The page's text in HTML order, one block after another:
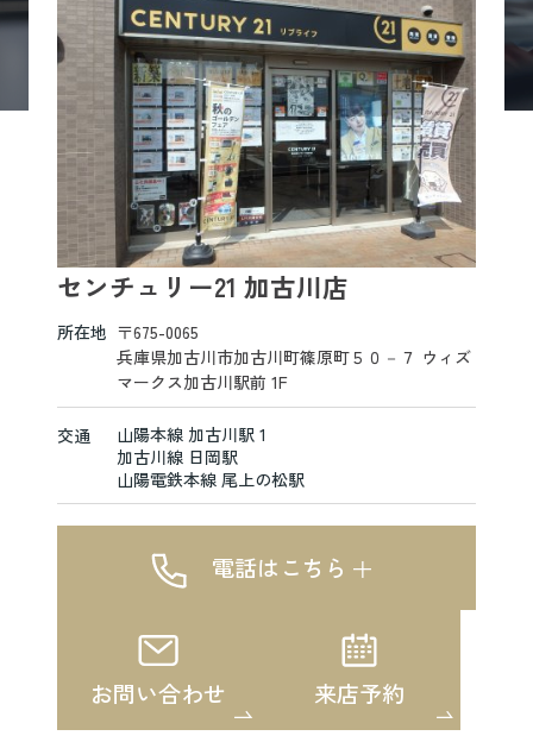
センチュリー21 加古川店
所在地 〒675-0065
兵庫県加古川市加古川町篠原町５０－７ ウィズ
マークス加古川駅前 1F
交通
山陽本線 加古川駅 1
加古川線 日岡駅
山陽電鉄本線 尾上の松駅
電話はこちら
お問い合わせ 来店予約